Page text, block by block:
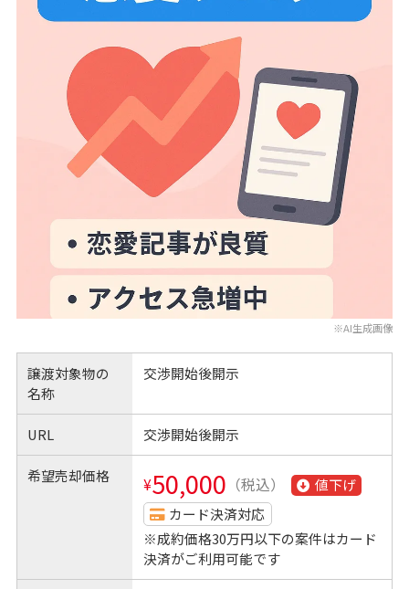
※AI生成画像
譲渡対象物の
名称
交渉開始後開示
URL 交渉開始後開示
希望売却価格 ¥50,000 （税込）
値下げ
カード決済対応
※成約価格30万円以下の案件はカード
決済がご利用可能です